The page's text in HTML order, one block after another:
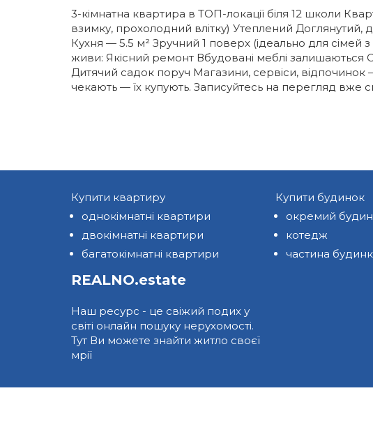
3-кімнатна квартира в ТОП-локації біля 12 школи
взимку, прохолодний влітку) Утеплений Доглянутий,
Кухня — 5.5 м² Зручний 1 поверх (ідеально для
живи: Якісний ремонт Вбудовані меблі залишаються
Дитячий садок поруч Магазини, сервіси,
чекають — їх купують. Записуйтесь на перегляд вже
Купити квартиру
однокімнатні квартири
двокімнатні квартири
багатокімнатні квартири
Купити будинок
окремий
котедж
частина
REALNO.estate
Наш ресурс - це свіжий подих у
світі онлайн пошуку нерухомості.
Тут Ви можете знайти житло своєї
мрії